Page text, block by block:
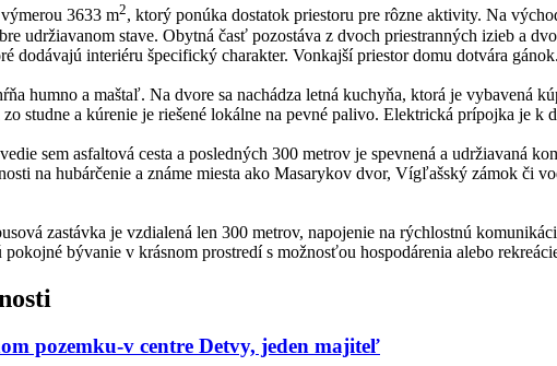
3633 m2, ktorý ponúka dostatok priestoru pre rôzne aktivity. Na
udržiavanom stave. Obytná časť pozostáva z dvoch priestranných izieb a
dodávajú interiéru špecifický charakter. Vonkajší priestor domu dotvára
humno a maštaľ. Na dvore sa nachádza letná kuchyňa, ktorá je vybavená
studne a kúrenie je riešené lokálne na pevné palivo. Elektrická prípojka je k
sem asfaltová cesta a posledných 300 metrov je spevnená a udržiavaná
na hubárčenie a známe miesta ako Masarykov dvor, Vígľašský zámok či
zastávka je vzdialená len 300 metrov, napojenie na rýchlostnú
bývanie v krásnom prostredí s možnosťou hospodárenia alebo
pozemku-v centre Detvy, jeden majiteľ